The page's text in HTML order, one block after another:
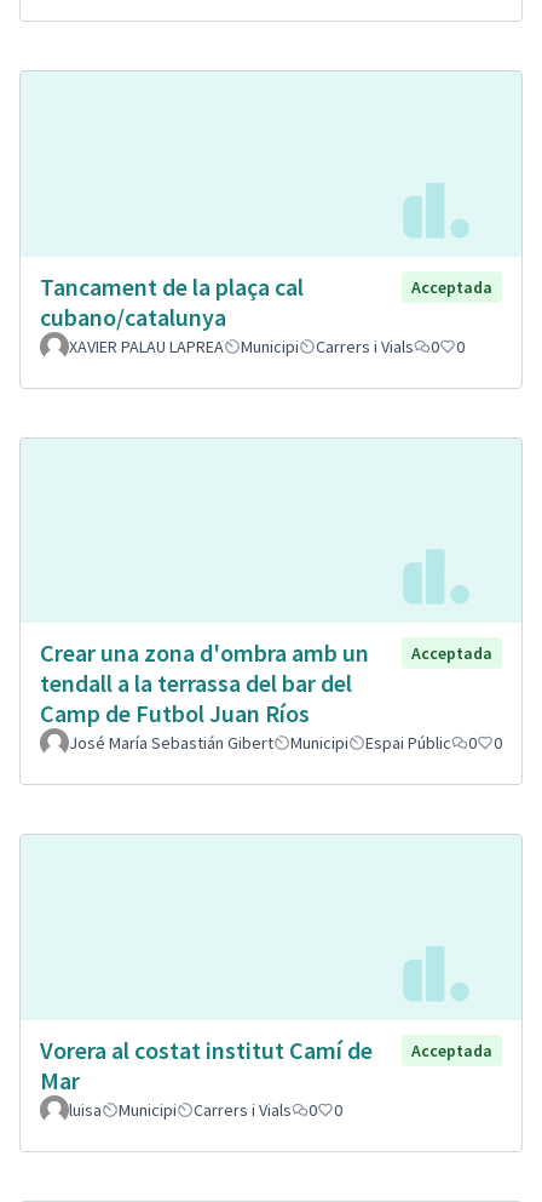
Tancament de la plaça cal
cubano/catalunya
Acceptada
XAVIER PALAU LAPREA Municipi Carrers i Vials 0 0
Crear una zona d'ombra amb un
tendall a la terrassa del bar del
Camp de Futbol Juan Ríos
Acceptada
José María Sebastián Gibert Municipi Espai Públic 0 0
Vorera al costat institut Camí de
Mar
Acceptada
luisa Municipi Carrers i Vials 0 0